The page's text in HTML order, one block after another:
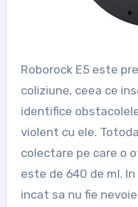
Roborock E5 este
coliziune, ceea ce
identifice
violent cu ele.
colectare pe care o
este de 640 de ml.
incat sa nu fie